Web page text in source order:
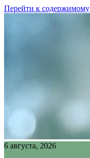
Перейти к содержимому
6 августа, 2026